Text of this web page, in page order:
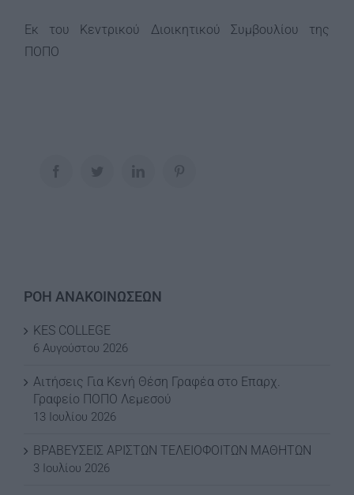
Εκ του Κεντρικού Διοικητικού Συμβουλίου της
ΠΟΠΟ
ΡΟΗ ΑΝΑΚΟΙΝΩΣΕΩΝ
KES COLLEGE
6 Αυγούστου 2026
Αιτήσεις Για Κενή Θέση Γραφέα στο Επαρχ.
Γραφείο ΠΟΠΟ Λεμεσού
13 Ιουλίου 2026
ΒΡΑΒΕΥΣΕΙΣ ΑΡΙΣΤΩΝ ΤΕΛΕΙΟΦΟΙΤΩΝ ΜΑΘΗΤΩΝ
3 Ιουλίου 2026